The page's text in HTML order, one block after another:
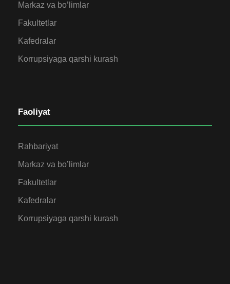
Markaz va bo’limlar
Fakultetlar
Kafedralar
Korrupsiyaga qarshi kurash
Faoliyat
Rahbariyat
Markaz va bo’limlar
Fakultetlar
Kafedralar
Korrupsiyaga qarshi kurash